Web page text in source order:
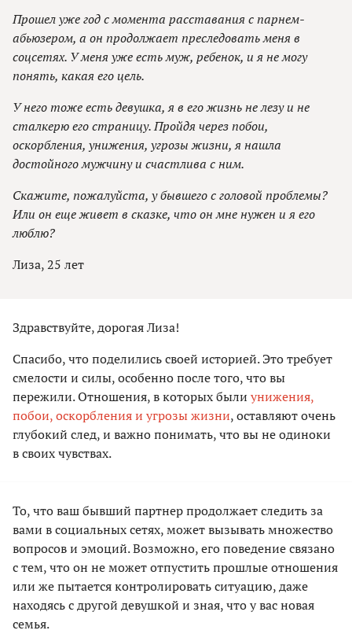
Прошел уже год с момента расставания с парнем-
абьюзером, а он продолжает преследовать меня в
соцсетях. У меня уже есть муж, ребенок, и я не могу
понять, какая его цель.
У него тоже есть девушка, я в его жизнь не лезу и не
сталкерю его страницу. Пройдя через побои,
оскорбления, унижения, угрозы жизни, я нашла
достойного мужчину и счастлива с ним.
Скажите, пожалуйста, у бывшего с головой проблемы?
Или он еще живет в сказке, что он мне нужен и я его
люблю?
Лиза, 25 лет
Здравствуйте, дорогая Лиза!
Спасибо, что поделились своей историей. Это требует
смелости и силы, особенно после того, что вы
пережили. Отношения, в которых были унижения,
побои, оскорбления и угрозы жизни, оставляют очень
глубокий след, и важно понимать, что вы не одиноки
в своих чувствах.
То, что ваш бывший партнер продолжает следить за
вами в социальных сетях, может вызывать множество
вопросов и эмоций. Возможно, его поведение связано
с тем, что он не может отпустить прошлые отношения
или же пытается контролировать ситуацию, даже
находясь с другой девушкой и зная, что у вас новая
семья.